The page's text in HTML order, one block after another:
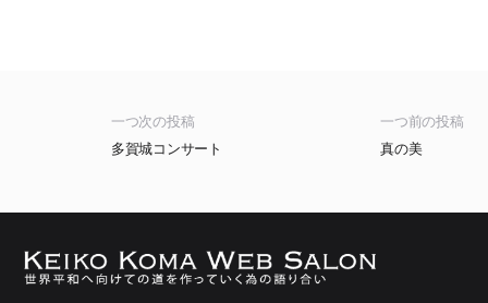
一つ前の投稿
真の美
一つ次の投稿
多賀城コンサート